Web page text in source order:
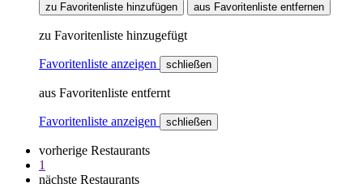
zu Favoritenliste hinzufügen aus Favoritenliste entfernen
zu Favoritenliste hinzugefügt
Favoritenliste anzeigen schließen
aus Favoritenliste entfernt
Favoritenliste anzeigen schließen
vorherige Restaurants
1
nächste Restaurants